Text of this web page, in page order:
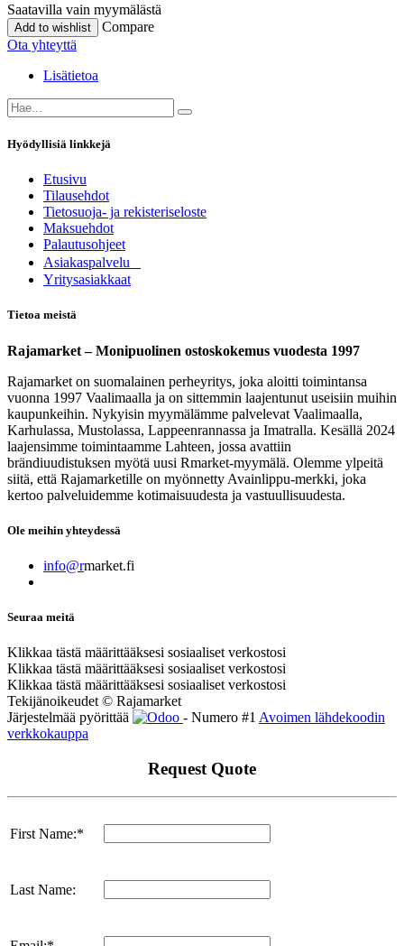
Saatavilla vain myymälästä
Add to wishlist
Compare
Ota yhteyttä
Lisätietoa
Hyödyllisiä linkkejä
Etusivu
Tilausehdot
Tietosuoja- ja rekisteriseloste
Maksuehdot
Palautusohjeet
Asia​k​aspalvelu
​Yritysasiakkaat
Tietoa meistä
Rajamarket – Monipuolinen ostoskokemus vuodesta 1997
Rajamarket on suomalainen perheyritys, joka aloitti toimintansa
vuonna 1997 Vaalimaalla ja on sittemmin laajentunut useisiin muihin
kaupunkeihin. Nykyisin myymälämme palvelevat Vaalimaalla,
Karhulassa, Mustolassa, Lappeenrannassa ja Imatralla. Kesällä 2024
laajensimme toimintaamme Lahteen, jossa avattiin
brändiuudistuksen myötä uusi Rmarket-myymälä. Olemme ylpeitä
siitä, että Rajamarketille on myönnetty Avainlippu-merkki, joka
kertoo palveluidemme kotimaisuudesta ja vastuullisuudesta.
Ole meihin yhteydessä
info@rmarket.fi
Seuraa meitä
Klikkaa tästä määrittääksesi sosiaaliset verkostosi
Klikkaa tästä määrittääksesi sosiaaliset verkostosi
Klikkaa tästä määrittääksesi sosiaaliset verkostosi
Tekijänoikeudet © Rajamarket
Järjestelmää pyörittää
- Numero #1 Avoimen lähdekoodin
verkkokauppa
Request Quote
First Name:*
Last Name: